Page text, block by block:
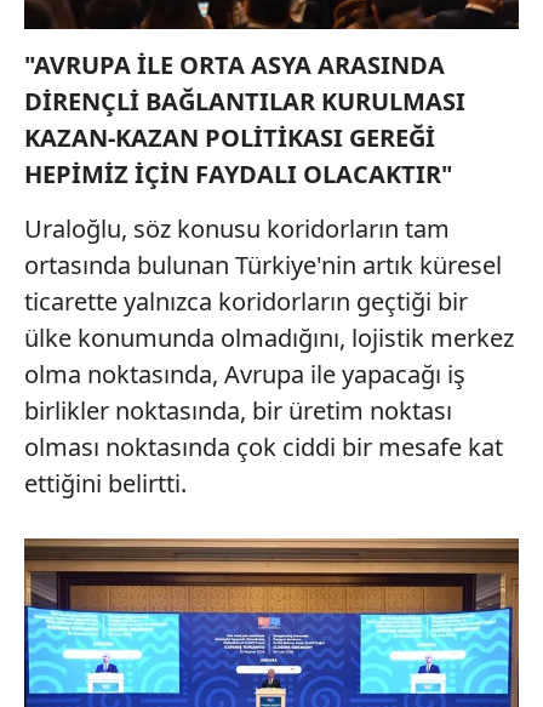
"AVRUPA İLE ORTA ASYA ARASINDA
DİRENÇLİ BAĞLANTILAR KURULMASI
KAZAN-KAZAN POLİTİKASI GEREĞİ
HEPİMİZ İÇİN FAYDALI OLACAKTIR"
Uraloğlu, söz konusu koridorların tam
ortasında bulunan Türkiye'nin artık küresel
ticarette yalnızca koridorların geçtiği bir
ülke konumunda olmadığını, lojistik merkez
olma noktasında, Avrupa ile yapacağı iş
birlikler noktasında, bir üretim noktası
olması noktasında çok ciddi bir mesafe kat
ettiğini belirtti.